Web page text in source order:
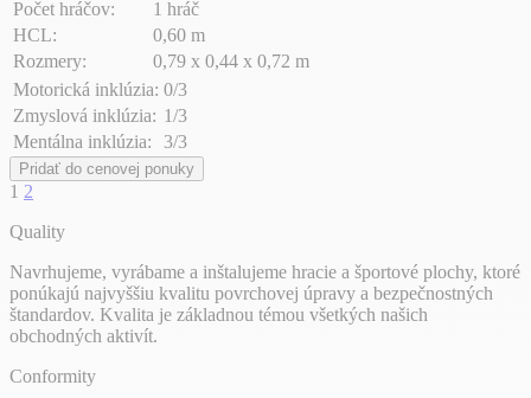
Počet hráčov:
1 hráč
HCL:
0,60 m
Rozmery:
0,79 x 0,44 x 0,72 m
Motorická inklúzia: 0/3
Zmyslová inklúzia: 1/3
Mentálna inklúzia:
3/3
Pridať do cenovej ponuky
1 2
Quality
Navrhujeme, vyrábame a inštalujeme hracie a športové plochy, ktoré
ponúkajú najvyššiu kvalitu povrchovej úpravy a bezpečnostných
štandardov. Kvalita je základnou témou všetkých našich
obchodných aktivít.
Conformity